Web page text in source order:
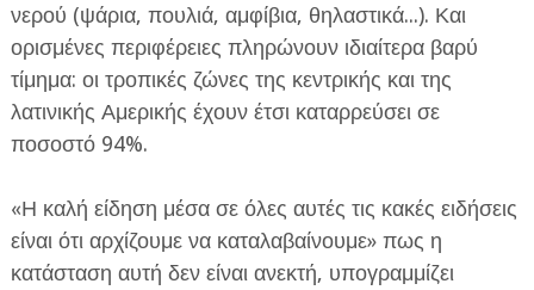
νερού (ψάρια, πουλιά, αμφίβια, θηλαστικά...). Και
ορισμένες περιφέρειες πληρώνουν ιδιαίτερα βαρύ
τίμημα: οι τροπικές ζώνες της κεντρικής και της
λατινικής Αμερικής έχουν έτσι καταρρεύσει σε
ποσοστό 94%.
«Η καλή είδηση μέσα σε όλες αυτές τις κακές ειδήσεις
είναι ότι αρχίζουμε να καταλαβαίνουμε» πως η
κατάσταση αυτή δεν είναι ανεκτή, υπογραμμίζει